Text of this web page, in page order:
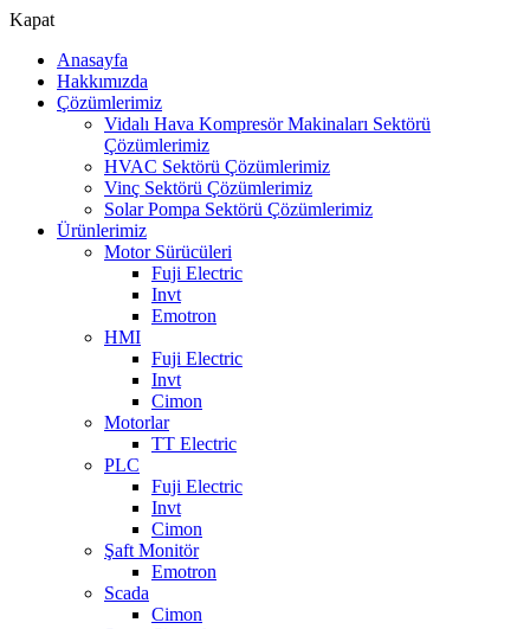
Kapat
Anasayfa
Hakkımızda
Çözümlerimiz
Vidalı Hava Kompresör Makinaları Sektörü
Çözümlerimiz
HVAC Sektörü Çözümlerimiz
Vinç Sektörü Çözümlerimiz
Solar Pompa Sektörü Çözümlerimiz
Ürünlerimiz
Motor Sürücüleri
Fuji Electric
Invt
Emotron
HMI
Fuji Electric
Invt
Cimon
Motorlar
TT Electric
PLC
Fuji Electric
Invt
Cimon
Şaft Monitör
Emotron
Scada
Cimon